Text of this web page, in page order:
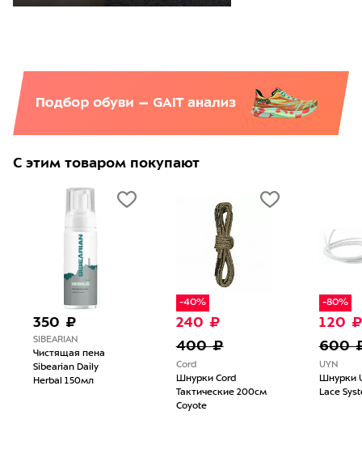
С этим товаром покупают
350 ₽
SIBEARIAN
Чистящая пена
Sibearian Daily
Herbal 150мл
-40%
240 ₽
400 ₽
Cord
Шнурки Cord
Тактические 200см
Coyote
-80%
120 ₽
600
UYN
Шнурки
Lace